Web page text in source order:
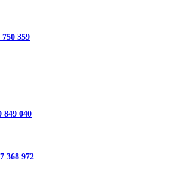
359
849 040
368 972